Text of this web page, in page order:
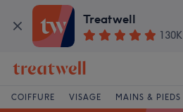
Treatwell
130K
COIFFURE VISAGE MAINS & PIEDS